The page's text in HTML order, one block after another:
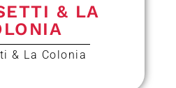
& LA
& La Colonia